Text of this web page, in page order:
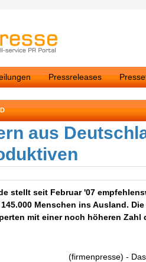
Pressreleases
aus
stellt seit Februar '07
Menschen ins Ausland.
mit einer noch höheren
(firmenpresse) -